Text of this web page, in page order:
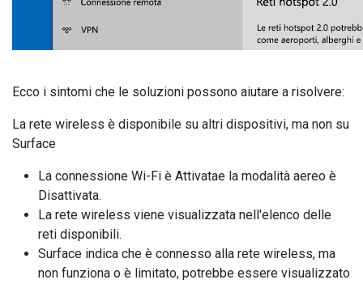
Ecco i sintomi che le soluzioni possono aiutare a risolvere:
La rete wireless è disponibile su altri dispositivi, ma non su
Surface
La connessione Wi-Fi è Attivatae la modalità aereo è
Disattivata.
La rete wireless viene visualizzata nell'elenco delle
reti disponibili.
Surface indica che è connesso alla rete wireless, ma
non funziona o è limitato, potrebbe essere visualizzato